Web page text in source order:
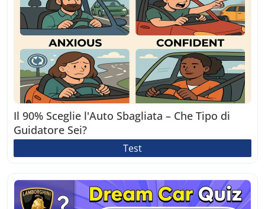
Il 90% Sceglie l'Auto Sbagliata – Che Tipo di
Guidatore Sei?
Test